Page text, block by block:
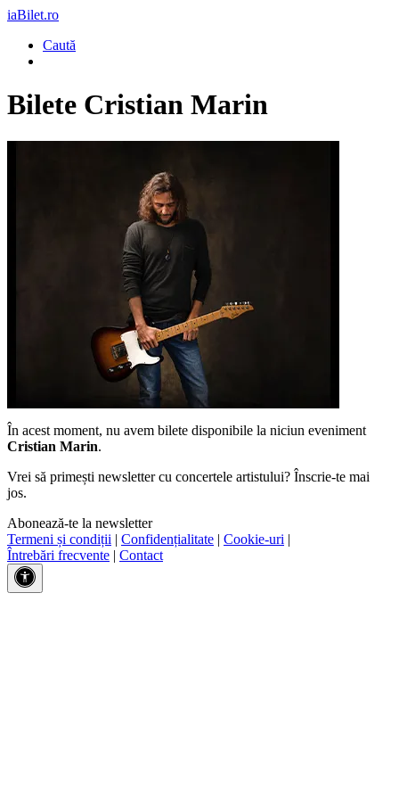
iaBilet.ro
Caută
Bilete Cristian Marin
În acest moment, nu avem bilete disponibile la niciun eveniment
Cristian Marin.
Vrei să primești newsletter cu concertele artistului? Înscrie-te mai
jos.
Abonează-te la newsletter
Termeni și condiții | Confidențialitate | Cookie-uri |
Întrebări frecvente | Contact